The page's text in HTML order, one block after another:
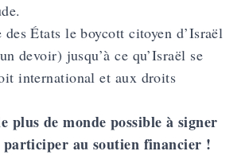
États le boycott citoyen d’Israël
devoir) jusqu’à ce qu’Israël se
international et aux droits
plus de monde possible à signer
au soutien financier !